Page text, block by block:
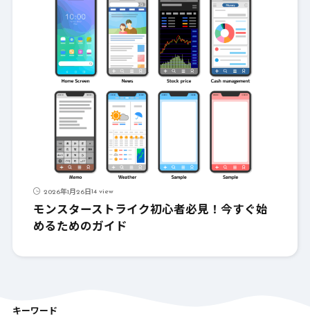
2026年1月26日14 view
モンスターストライク初心者必見！今すぐ始
めるためのガイド
キーワード